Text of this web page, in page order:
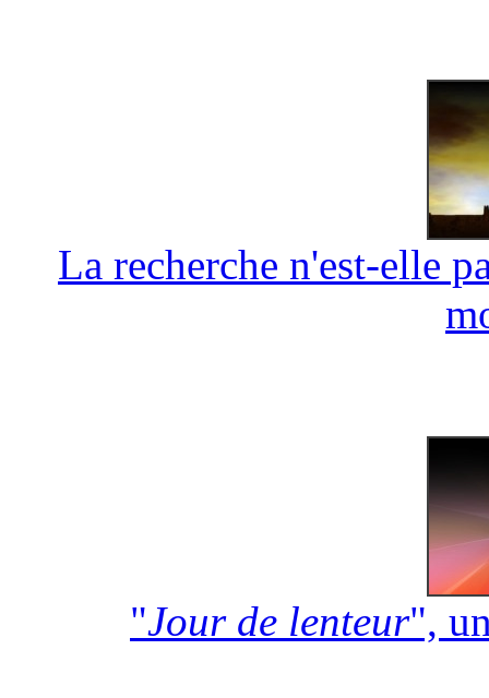
La recherche n'est-elle
"Jour de lenteur",